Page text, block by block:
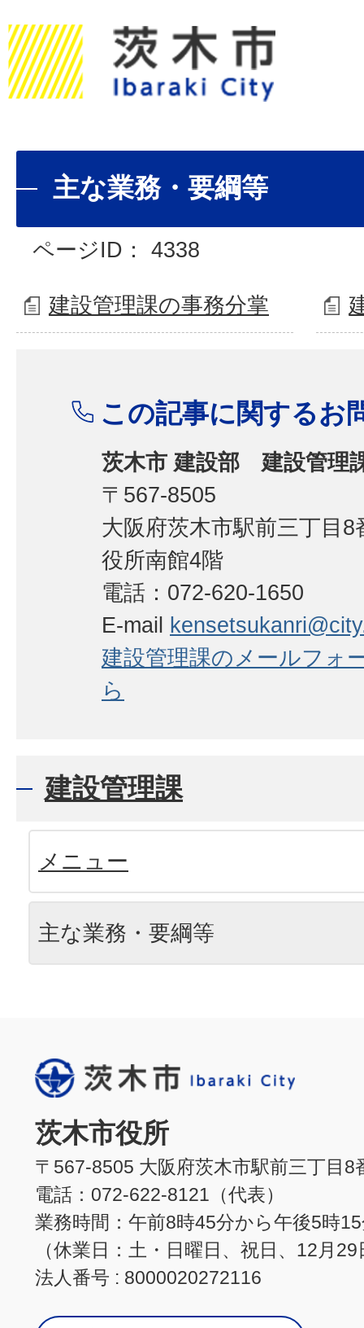
主な業務・要綱等
ページID： 4338
建設管理課の事務分掌
この記事に関するお
茨木市 建設部 建設管理
〒567-8505
大阪府茨木市駅前三丁目8
役所南館4階
電話：072-620-1650
E-mail
建設管理課のメールフォ
ら
建設管理課
メニュー
主な業務・要綱等
茨木市役所
〒567-8505 大阪府茨木市駅前三丁目8
電話：072-622-8121（代表）
業務時間：午前8時45分から午後5時
（休業日：土・日曜日、祝日、12月
法人番号 : 8000020272116